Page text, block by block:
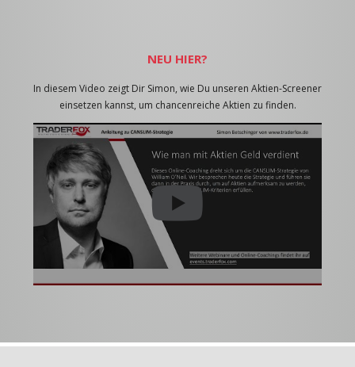
NEU HIER?
In diesem Video zeigt Dir Simon, wie Du unseren Aktien-Screener
einsetzen kannst, um chancenreiche Aktien zu finden.